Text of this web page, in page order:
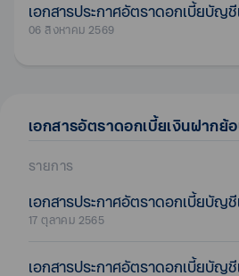
เอกสารประกาศอัตราดอกเบี้ยบัญ
06 สิงหาคม 2569
เอกสารอัตราดอกเบี้ยเงินฝากย้
รายการ
เอกสารประกาศอัตราดอกเบี้ยบัญ
17 ตุลาคม 2565
เอกสารประกาศอัตราดอกเบี้ยบัญ